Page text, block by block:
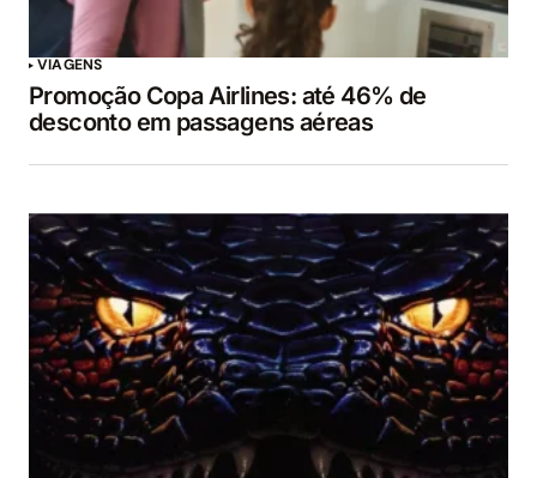
VIAGENS
Promoção Copa Airlines: até 46% de
desconto em passagens aéreas